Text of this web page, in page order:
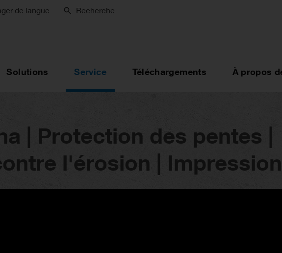
de langue Recherche
Solutions Service Téléchargements À propos
| Protection des pentes |
l'érosion |